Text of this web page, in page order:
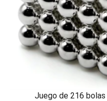
Juego de 216